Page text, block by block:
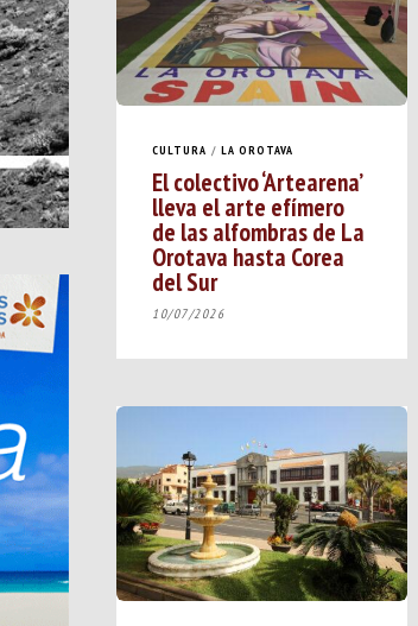
CULTURA / LA OROTAVA
El colectivo ‘Artearena’
lleva el arte efímero
de las alfombras de La
Orotava hasta Corea
del Sur
10/07/2026